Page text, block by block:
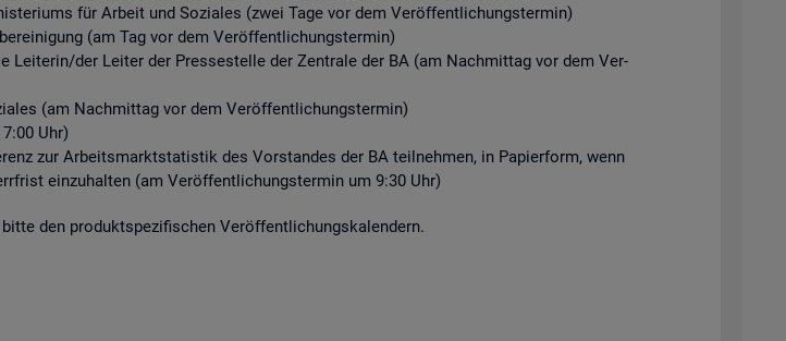
für Ar­beit und So­zia­les (zwei Tage vor dem Ver­öf­fent­li­chungs­ter­min)
(am Tag vor dem Ver­öf­fent­li­chungs­ter­min)
Lei­te­rin/der Lei­ter der Pres­se­stel­le der Zen­tra­le der BA (am Nach­mit­tag vor dem Ver­
(am Nach­mit­tag vor dem Ver­öf­fent­li­chungs­ter­min)
Uhr)
zur Ar­beits­markt­sta­tis­tik des Vor­stan­des der BA teil­neh­men, in Pa­pier­form, wenn
ein­zu­hal­ten (am Ver­öf­fent­li­chungs­ter­min um 9:30 Uhr)
den pro­dukt­spe­zi­fi­schen Ver­öf­fent­li­chungs­ka­len­dern.